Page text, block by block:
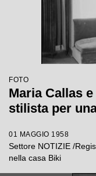
FOTO
Maria Callas
stilista per
01 MAGGIO 1958
Settore NOTIZIE /
nella casa Biki